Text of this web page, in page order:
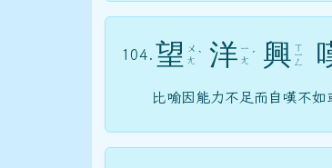
104. 望
ㄨ
ㄤ ˋ 洋 ㄧ
ㄤ ˊ 興 ㄒ
ㄧ
ㄥ
比喻因能力不足而自嘆不如